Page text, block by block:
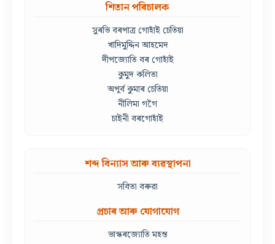
শিতান পৰিচালক
সুৰভি বৰপাত্ৰ গোহাঁই চেতিয়া
খাদিমুদ্দিন আহমেদ
দীপজ্যোতি বৰ গোহাঁই
কুমুদ কলিতা
অপূৰ্ব কুমাৰ চেতিয়া
নীলিমা গগৈ
চাইনী বৰগোহাঁই
শব্দ বিন্যাস আৰু ব্যৱস্থাপনা
সবিতা বৰুৱা
প্ৰচাৰ আৰু যোগাযোগ
ভাস্কৰজ্যোতি মহন্ত